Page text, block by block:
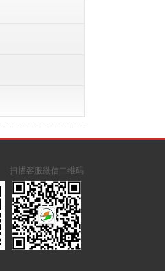
扫描客服微信二维码